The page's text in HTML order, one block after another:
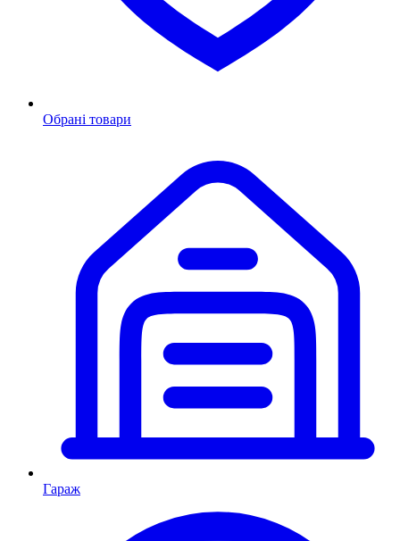
Обрані товари
Гараж